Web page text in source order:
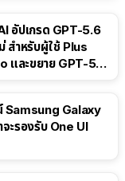
อัปเกรด GPT-5.6
สำหรับผู้ใช้ Plus
และขยาย GPT-5.6
Samsung Galaxy
จะรองรับ One UI